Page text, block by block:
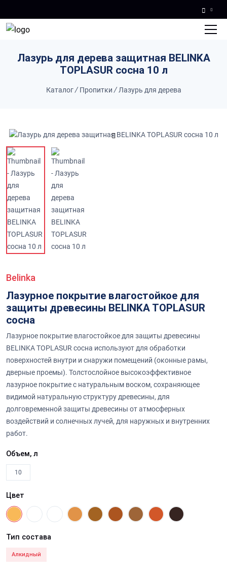
Лазурь для дерева защитная BELINKA
TOPLASUR сосна 10 л
Каталог/ Пропитки / Лазурь для дерева
Belinka
Лазурное покрытие влагостойкое для
защиты древесины BELINKA TOPLASUR
сосна
Лазурное покрытие влагостойкое для защиты древесины
BELINKA TOPLASUR сосна используют для обработки
поверхностей внутри и снаружи помещений (оконные рамы,
дверные проемы). Толстослойное высокоэффективное
лазурное покрытие с натуральным воском, сохраняющее
видимой натуральную структуру древесины, для
долговременной защиты древесины от атмосферных
воздействий и солнечных лучей, для наружных и внутренних
работ.
Объем, л
10
Цвет
Тип состава
Алкидный